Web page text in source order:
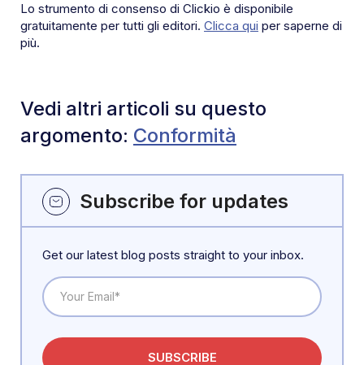
Lo strumento di consenso di Clickio è disponibile
gratuitamente per tutti gli editori. Clicca qui per saperne di
più.
Vedi altri articoli su questo
argomento: Conformità
Subscribe for updates
Get our latest blog posts straight to your inbox.